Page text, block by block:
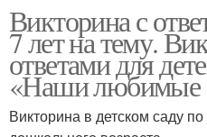
Викторина с
7 лет на тему.
ответами для
«Наши любимые
Викторина в детском саду